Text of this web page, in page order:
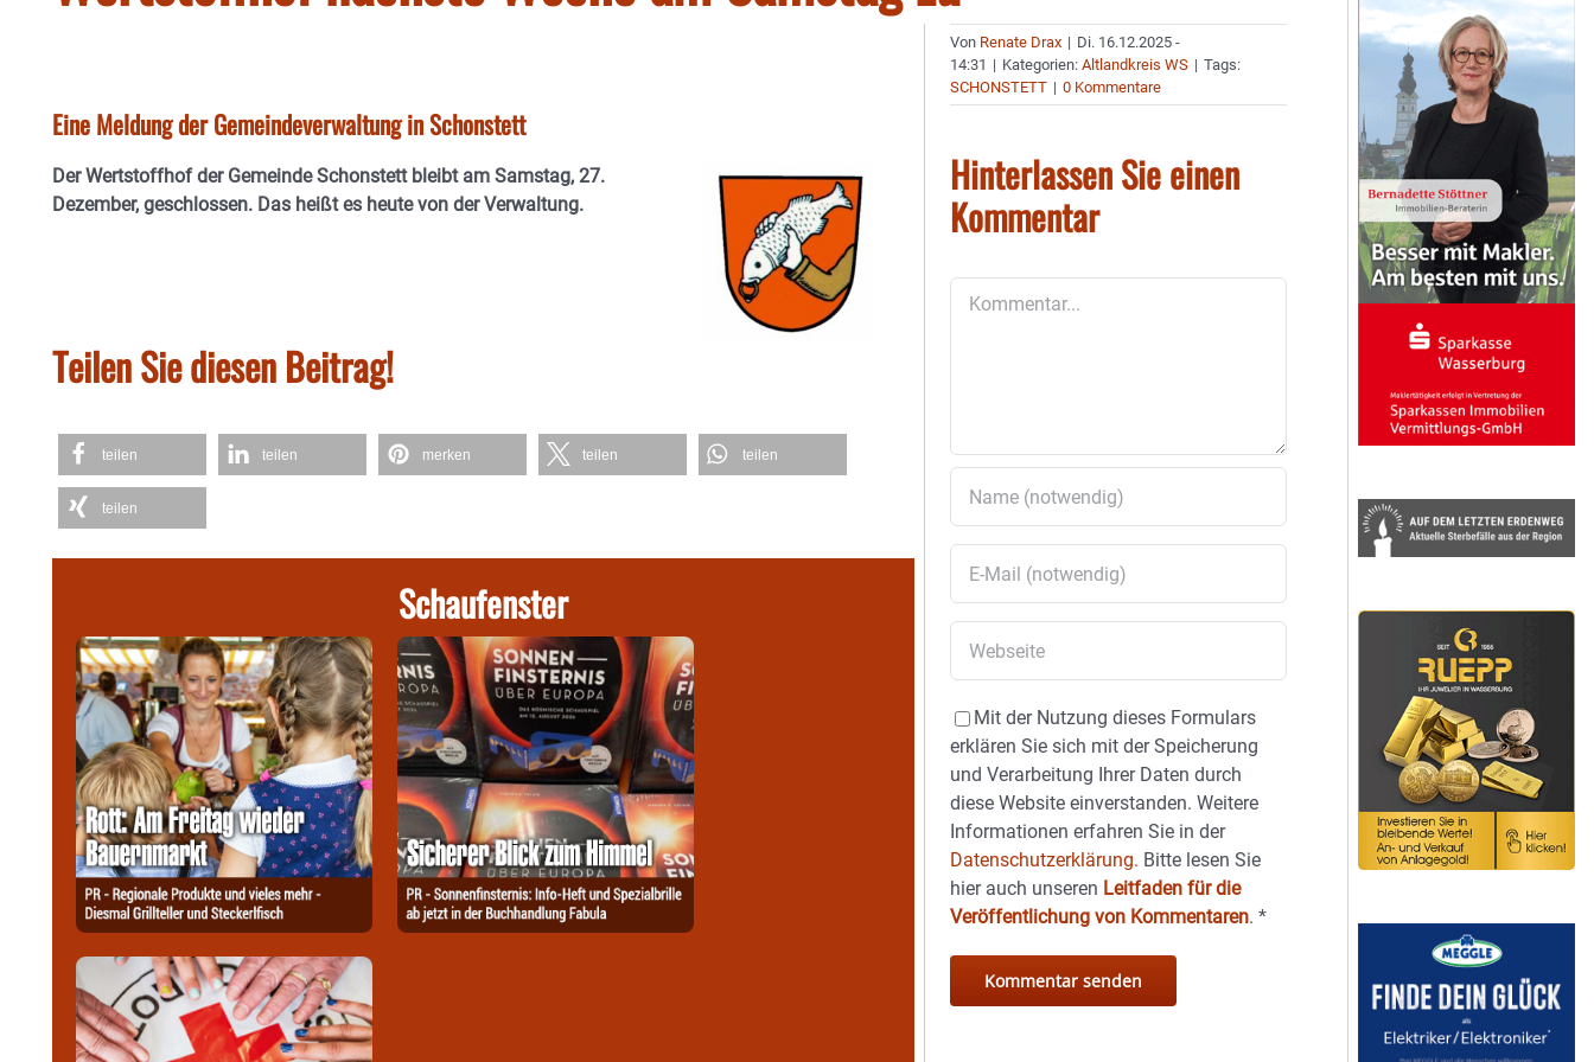
Eine Meldung der Gemeindeverwaltung in Schonstett
Der Wertstoffhof der Gemeinde Schonstett bleibt am Samstag, 27.
Dezember, geschlossen. Das heißt es heute von der Verwaltung.
Teilen Sie diesen Beitrag!
teilen teilen merken teilen teilen
teilen
Schaufenster
Von Renate Drax | Di. 16.12.2025 -
14:31 | Kategorien:Altlandkreis WS | Tags:
SCHONSTETT | 0 Kommentare
Hinterlassen Sie einen
Kommentar
Mit der Nutzung dieses Formulars
erklären Sie sich mit der Speicherung
und Verarbeitung Ihrer Daten durch
diese Website einverstanden. Weitere
Informationen erfahren Sie in der
Datenschutzerklärung. Bitte lesen Sie
hier auch unseren Leitfaden für die
Veröffentlichung von Kommentaren.*